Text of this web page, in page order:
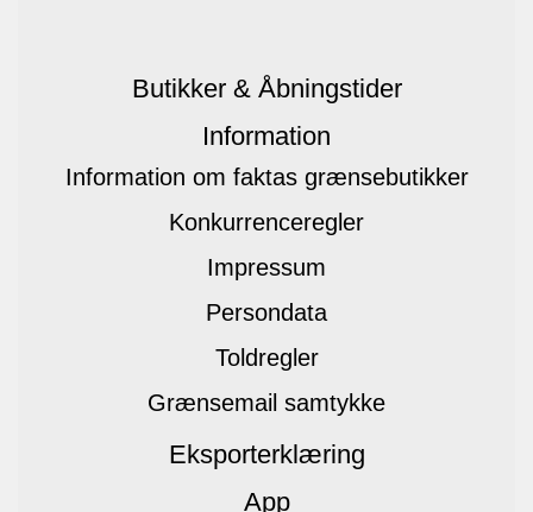
Butikker & Åbningstider
Information
Information om faktas grænsebutikker
Konkurrenceregler
Impressum
Persondata
Toldregler
Grænsemail samtykke
Eksporterklæring
App